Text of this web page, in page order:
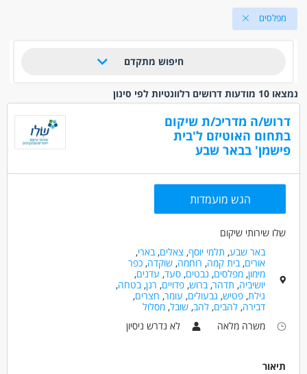
מפלסים
חיפוש מתקדם
נמצאו 10 מודעות דרושים רלוונטיות לפי סינון
דרוש/ה מדריכ/ת שיקום
בתחום האוטיזם ל'בית
פישמן' בבאר שבע
הגש מועמדות
שלו שירותי שיקום
באר שבע, תלמי יוסף, צאלים,בארי,
אורים,בית קמה, רוחמה,שוקדה,כפר
מימון,מפלסים, נבטים,סעד,עדנים,
יושיביה, תדהר,ברוש,פדויים, רנן,בטחה,
גילת,פטיש, גבעולים, עומר, חצרים,
דבירה,להבים,להב,שובל,מסלול
משרה מלאה
לא נדרש ניסיון
תיאור